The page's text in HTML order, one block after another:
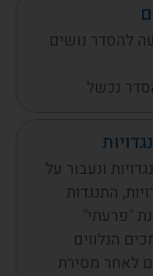
להסדר נושים
נכשל
ונעבור על
התנגדות
"פרעתי"
הנלווים
לאחר מסירת